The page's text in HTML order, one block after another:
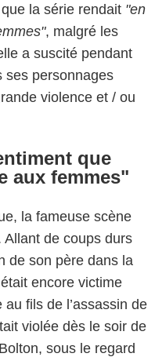
la série rendait "en
, malgré les
a suscité pendant
ses personnages
violence et / ou
que
aux femmes"
la fameuse scène
de coups durs
de son père dans la
encore victime
fils de l’assassin de
violée dès le soir de
sous le regard